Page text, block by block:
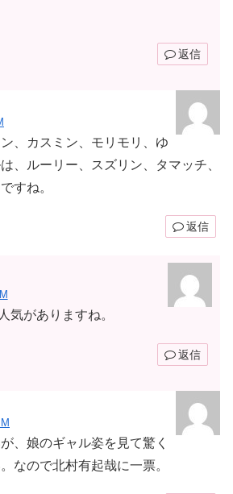
返信
、カスミン、モリモリ、ゆ
、ルーリー、スズリン、タマッチ、
すね。
返信
気がありますね。
返信
、娘のギャル姿を見て驚く
なので北村有起哉に一票。